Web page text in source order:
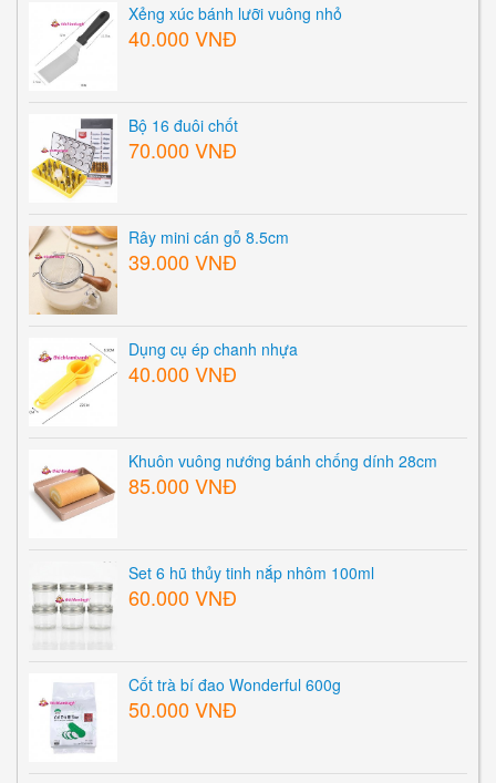
Xẻng xúc bánh lưỡi vuông nhỏ
40.000 VNĐ
Bộ 16 đuôi chốt
70.000 VNĐ
Rây mini cán gỗ 8.5cm
39.000 VNĐ
Dụng cụ ép chanh nhựa
40.000 VNĐ
Khuôn vuông nướng bánh chống dính 28cm
85.000 VNĐ
Set 6 hũ thủy tinh nắp nhôm 100ml
60.000 VNĐ
Cốt trà bí đao Wonderful 600g
50.000 VNĐ